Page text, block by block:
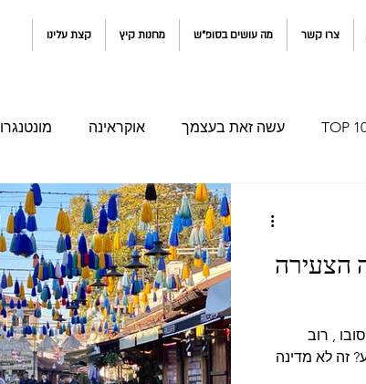
צרו קשר מה עושים בסופ"ש מחנות קיץ קצת עלינו
TOP עשה זאת בעצמך אוקראינה מונטנגרו
איחוד האמירויות
הצעירה
כשהודענו למשפחה ולחברים שאנחנו נוסע לקוסובו , רוב
זה לא מדינה